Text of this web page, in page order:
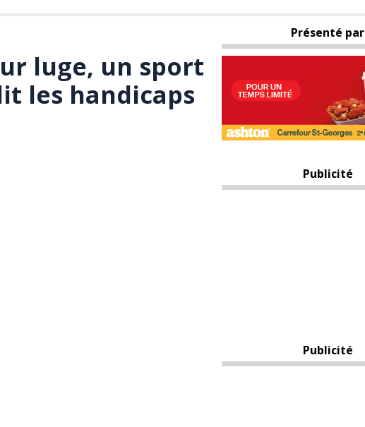
luge, un sport
les handicaps
Présenté par
Publicité
Publicité